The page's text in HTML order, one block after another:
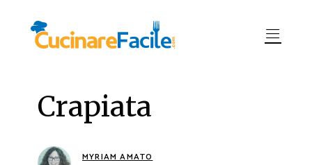
Crapiata
MYRIAM AMATO